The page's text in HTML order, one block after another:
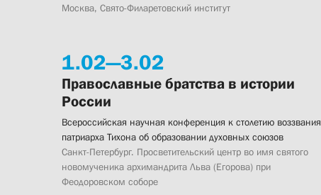
Москва, Свято-Филаретовский институт
1.02—3.02
Православные братства в истории
России
Всероссийская научная конференция к столетию воззвания
патриарха Тихона об образовании духовных союзов
Санкт-Петербург. Просветительский центр во имя святого
новомученика архимандрита Льва (Егорова) при
Феодоровском соборе